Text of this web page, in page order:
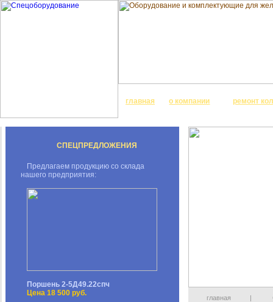
главная о компании ремонт
СПЕЦПРЕДЛОЖЕНИЯ
Предлагаем продукцию со склада
нашего предприятия:
Поршень 2-5Д49.22спч
Цена 18 500 руб.
главная |